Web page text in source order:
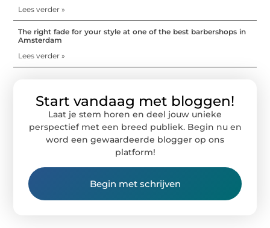
Lees verder »
The right fade for your style at one of the best barbershops in
Amsterdam
Lees verder »
Start vandaag met bloggen!
Laat je stem horen en deel jouw unieke
perspectief met een breed publiek. Begin nu en
word een gewaardeerde blogger op ons
platform!
Begin met schrijven